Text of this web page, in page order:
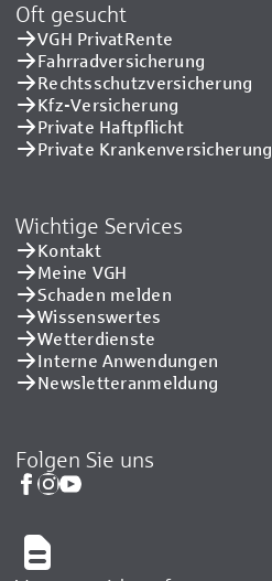
Oft gesucht
VGH PrivatRente
Fahrradversicherung
Rechtsschutzversicherung
Kfz-Versicherung
Private Haftpflicht
Private Kranken­versicherung
Wichtige Services
Kontakt
Meine VGH
Schaden melden
Wissenswertes
Wetterdienste
Interne Anwendungen
Newsletteranmeldung
Folgen Sie uns